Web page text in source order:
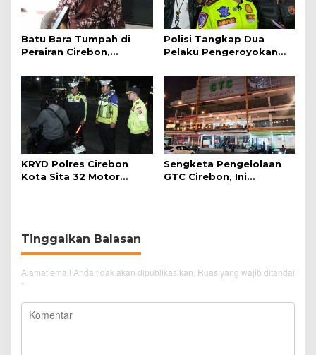
Batu Bara Tumpah di
Perairan Cirebon,
Hijau
Polisi Tangkap Dua
Pelaku Pengeroyokan
KRYD Polres Cirebon
Kota Sita 32 Motor
Sengketa Pengelolaan
GTC Cirebon, Ini
Tinggalkan Balasan
Alamat email Anda tidak akan dipublikasikan. Ruas yang wajib ditandai
*